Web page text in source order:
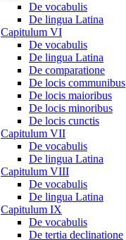
De vocabulis
De lingua Latina
Capitulum VI
De vocabulis
De lingua Latina
De comparatione
De locis communibus
De locis maioribus
De locis minoribus
De locis cunctis
Capitulum VII
De vocabulis
De lingua Latina
Capitulum VIII
De vocabulis
De lingua Latina
Capitulum IX
De vocabulis
De tertia declinatione